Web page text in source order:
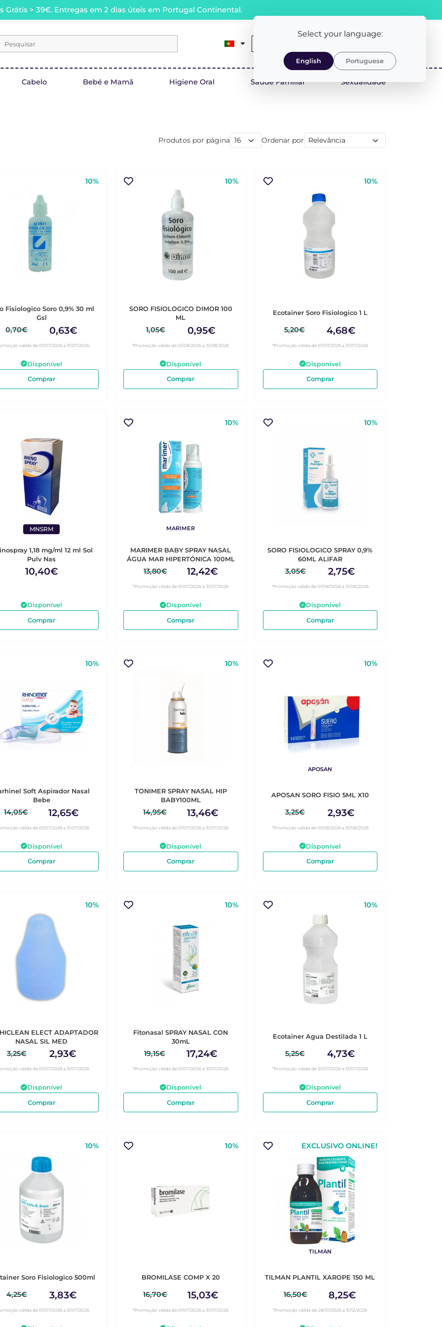
Select your language:
English Portuguese
Grátis > 39€. Entregas em 2 dias úteis em Portugal Continental.
Pesquisar
0
Cabelo Bebé e Mamã Higiene Oral Saúde Familiar Sexualidade
Produtos por página Ordenar por
10%
Fisiologico Soro 0,9% 30 ml
Gsl
0,70€ 0,63€
válida de 01/07/2026 a 31/07/2026
Disponível
Comprar
10%
SORO FISIOLOGICO DIMOR 100
ML
1,05€ 0,95€
*Promoção válida de 01/08/2026 a 31/08/2026
Disponível
Comprar
10%
Ecotainer Soro Fisiologico 1 L
5,20€ 4,68€
*Promoção válida de 01/07/2026 a 31/07/2026
Disponível
Comprar
MNSRM
1,18 mg/ml 12 ml Sol
Pulv Nas
10,40€
Disponível
Comprar
10%
MARIMER
MARIMER BABY SPRAY NASAL
ÁGUA MAR HIPERTÓNICA 100ML
13,80€ 12,42€
*Promoção válida de 01/07/2026 a 31/07/2026
Disponível
Comprar
10%
SORO FISIOLOGICO SPRAY 0,9%
60ML ALIFAR
3,05€ 2,75€
*Promoção válida de 01/08/2026 a 31/08/2026
Disponível
Comprar
10%
Soft Aspirador Nasal
Bebe
14,05€ 12,65€
válida de 01/07/2026 a 31/07/2026
Disponível
Comprar
10%
TONIMER SPRAY NASAL HIP
BABY100ML
14,95€ 13,46€
*Promoção válida de 01/07/2026 a 31/07/2026
Disponível
Comprar
10%
APOSAN
APOSAN SORO FISIO 5ML X10
3,25€ 2,93€
*Promoção válida de 01/08/2026 a 31/08/2026
Disponível
Comprar
10%
ELECT ADAPTADOR
NASAL SIL MED
3,25€ 2,93€
válida de 01/07/2026 a 31/07/2026
Disponível
Comprar
10%
Fitonasal SPRAY NASAL CON
30mL
19,15€ 17,24€
*Promoção válida de 01/07/2026 a 31/07/2026
Disponível
Comprar
10%
Ecotainer Agua Destilada 1 L
5,25€ 4,73€
*Promoção válida de 01/07/2026 a 31/07/2026
Disponível
Comprar
10%
Soro Fisiologico 500ml
4,25€ 3,83€
válida de 01/07/2026 a 31/07/2026
10%
BROMILASE COMP X 20
16,70€ 15,03€
*Promoção válida de 01/07/2026 a 31/07/2026
EXCLUSIVO ONLINE!
TILMAN
TILMAN PLANTIL XAROPE 150 ML
16,50€ 8,25€
*Promoção válida de 28/01/2026 a 31/12/2026